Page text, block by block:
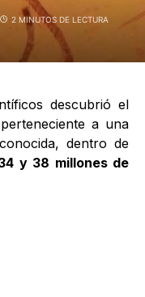
2 MINUTOS DE LECTURA
descubrió el
a una
dentro de
y 38 millones de